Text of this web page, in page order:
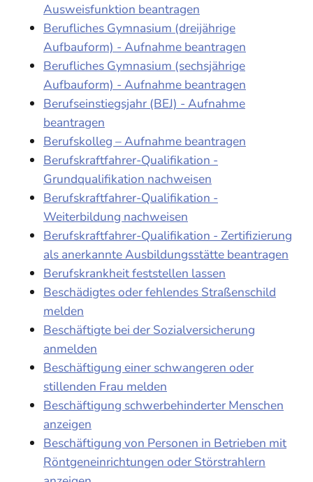
Ausweisfunktion beantragen
Berufliches Gymnasium (dreijährige
Aufbauform) - Aufnahme beantragen
Berufliches Gymnasium (sechsjährige
Aufbauform) - Aufnahme beantragen
Berufseinstiegsjahr (BEJ) - Aufnahme
beantragen
Berufskolleg – Aufnahme beantragen
Berufskraftfahrer-Qualifikation -
Grundqualifikation nachweisen
Berufskraftfahrer-Qualifikation -
Weiterbildung nachweisen
Berufskraftfahrer-Qualifikation - Zertifizierung
als anerkannte Ausbildungsstätte beantragen
Berufskrankheit feststellen lassen
Beschädigtes oder fehlendes Straßenschild
melden
Beschäftigte bei der Sozialversicherung
anmelden
Beschäftigung einer schwangeren oder
stillenden Frau melden
Beschäftigung schwerbehinderter Menschen
anzeigen
Beschäftigung von Personen in Betrieben mit
Röntgeneinrichtungen oder Störstrahlern